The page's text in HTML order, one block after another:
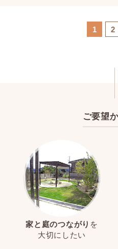
1 2
ご要望
家と庭のつながり を
大切にしたい